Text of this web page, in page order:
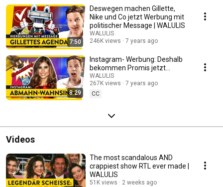
7:50
Deswegen machen Gillette,
Nike und Co jetzt Werbung mit
politischer Message | WALULIS
WALULIS
246K views
7 years ago
8:29
Instagram- Werbung: Deshalb
bekommen Promis jetzt
Abmahnungen | WALULIS
WALULIS
267K views
7 years ago
CC
Videos
The most scandalous AND
crappiest show RTL ever made |
WALULIS
51K views 2 weeks ago